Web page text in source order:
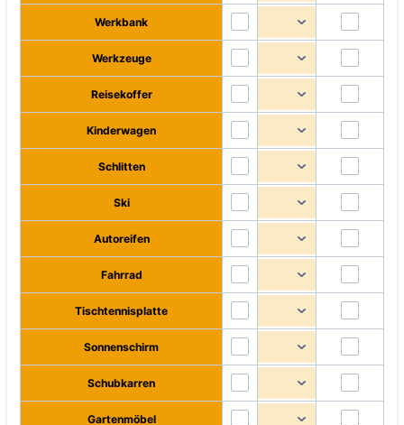
Werkbank
Werkzeuge
Reisekoffer
Kinderwagen
Schlitten
Ski
Autoreifen
Fahrrad
Tischtennisplatte
Sonnenschirm
Schubkarren
Gartenmöbel